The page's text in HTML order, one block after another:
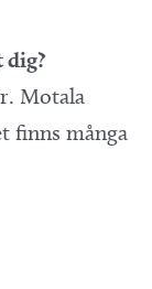
dig?
Motala
finns många